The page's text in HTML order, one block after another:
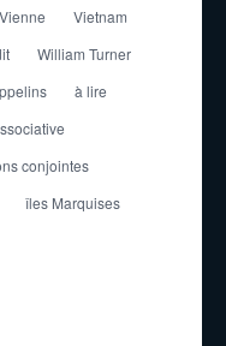
Vienne
Vietnam
William Turner
à lire
conjointes
îles Marquises